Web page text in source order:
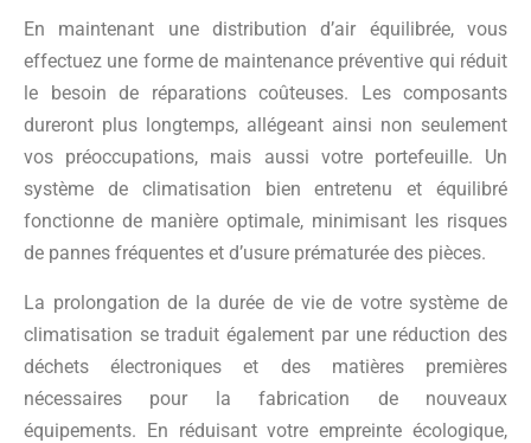
En maintenant une distribution d’air équilibrée, vous
effectuez une forme de maintenance préventive qui réduit
le besoin de réparations coûteuses. Les composants
dureront plus longtemps, allégeant ainsi non seulement
vos préoccupations, mais aussi votre portefeuille. Un
système de climatisation bien entretenu et équilibré
fonctionne de manière optimale, minimisant les risques
de pannes fréquentes et d’usure prématurée des pièces.
La prolongation de la durée de vie de votre système de
climatisation se traduit également par une réduction des
déchets électroniques et des matières premières
nécessaires pour la fabrication de nouveaux
équipements. En réduisant votre empreinte écologique,